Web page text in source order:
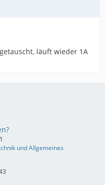
läuft wieder 1A
und Allgemeines